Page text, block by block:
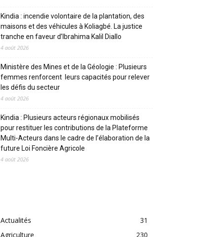
Kindia : incendie volontaire de la plantation, des
maisons et des véhicules à Koliagbé. La justice
tranche en faveur d’Ibrahima Kalil Diallo
4 août 2026
Ministère des Mines et de la Géologie : Plusieurs
femmes renforcent leurs capacités pour relever
les défis du secteur
4 août 2026
Kindia : Plusieurs acteurs régionaux mobilisés
pour restituer les contributions de la Plateforme
Multi-Acteurs dans le cadre de l’élaboration de la
future Loi Foncière Agricole
4 août 2026
Actualités
31
Agriculture
230